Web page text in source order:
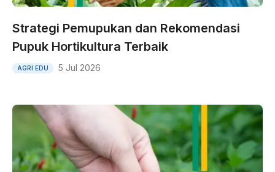
Strategi Pemupukan dan Rekomendasi
Pupuk Hortikultura Terbaik
AGRI EDU 5 Jul 2026